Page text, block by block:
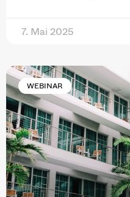
7. Mai 2025
WEBINAR